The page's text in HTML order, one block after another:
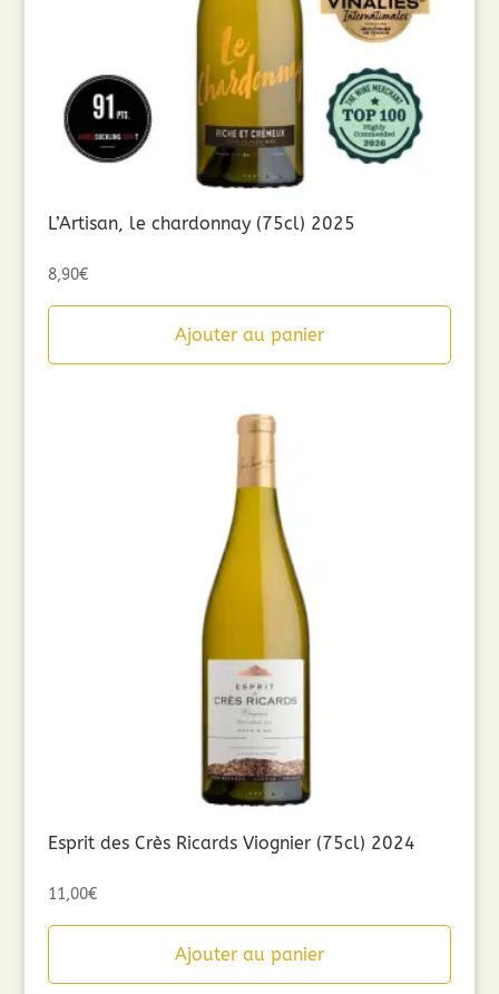
L’Artisan, le chardonnay (75cl) 2025
8,90€
Ajouter au panier
Esprit des Crès Ricards Viognier (75cl) 2024
11,00€
Ajouter au panier